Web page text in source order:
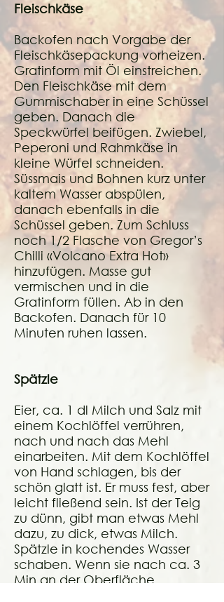
Fleischkäse
Backofen nach Vorgabe der
Fleischkäsepackung vorheizen.
Gratinform mit Öl einstreichen.
Den Fleischkäse mit dem
Gummischaber in eine Schüssel
geben. Danach die
Speckwürfel beifügen. Zwiebel,
Peperoni und Rahmkäse in
kleine Würfel schneiden.
Süssmais und Bohnen kurz unter
kaltem Wasser abspülen,
danach ebenfalls in die
Schüssel geben. Zum Schluss
noch 1/2 Flasche von Gregor’s
Chilli «Volcano Extra Hot»
hinzufügen. Masse gut
vermischen und in die
Gratinform füllen. Ab in den
Backofen. Danach für 10
Minuten ruhen lassen.
Spätzle
Eier, ca. 1 dl Milch und Salz mit
einem Kochlöffel verrühren,
nach und nach das Mehl
einarbeiten. Mit dem Kochlöffel
von Hand schlagen, bis der
schön glatt ist. Er muss fest, aber
leicht fließend sein. Ist der Teig
zu dünn, gibt man etwas Mehl
dazu, zu dick, etwas Milch.
Spätzle in kochendes Wasser
schaben. Wenn sie nach ca. 3
Min an der Oberfläche